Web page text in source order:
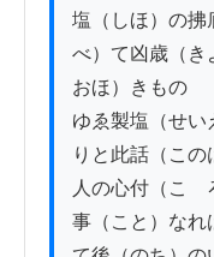
塩（しほ）の拂
べ）て凶歳（き
おほ）きもの
ゆゑ製塩（せい
りと此話（この
人の心付（こゝ
事（こと）なれ